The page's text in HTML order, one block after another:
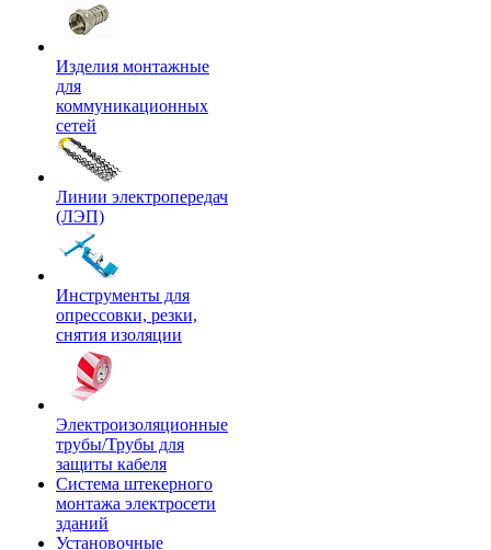
Изделия монтажные
для
коммуникационных
сетей
Линии электропередач
(ЛЭП)
Инструменты для
опрессовки, резки,
снятия изоляции
Электроизоляционные
трубы/Трубы для
защиты кабеля
Система штекерного
монтажа электросети
зданий
Установочные